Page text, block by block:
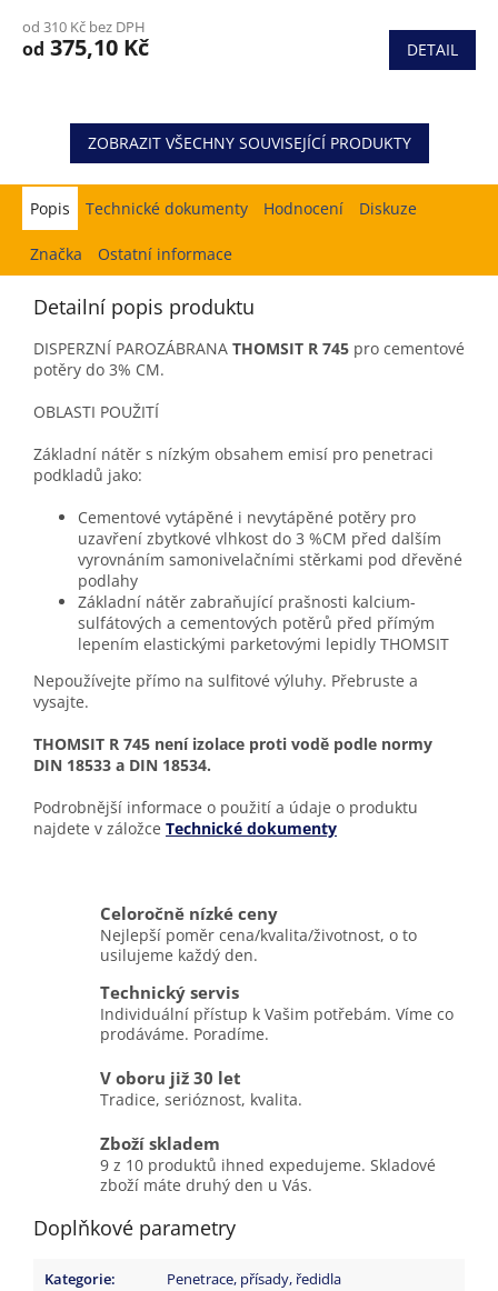
od 310 Kč bez DPH
od 375,10 Kč DETAIL
ZOBRAZIT VŠECHNY SOUVISEJÍCÍ PRODUKTY
Popis Hodnocení Diskuze
Značka Ostatní informace
Detailní popis produktu
DISPERZNÍ PAROZÁBRANA THOMSIT R 745 pro cementové
potěry do 3% CM.
OBLASTI POUŽITÍ
Základní nátěr s nízkým obsahem emisí pro penetraci
podkladů jako:
Cementové vytápěné i nevytápěné potěry pro
uzavření zbytkové vlhkost do 3 %CM před dalším
vyrovnáním samonivelačními stěrkami pod dřevěné
podlahy
Základní nátěr zabraňující prašnosti kalcium-
sulfátových a cementových potěrů před přímým
lepením elastickými parketovými lepidly THOMSIT
Nepoužívejte přímo na sulfitové výluhy. Přebruste a
vysajte.
THOMSIT R 745 není izolace proti vodě podle normy
DIN 18533 a DIN 18534.
Podrobnější informace o použití a údaje o produktu
najdete v záložce Technické dokumenty
Celoročně nízké ceny
Nejlepší poměr cena/kvalita/životnost, o to
usilujeme každý den.
Technický servis
Individuální přístup k Vašim potřebám. Víme co
prodáváme. Poradíme.
V oboru již 30 let
Tradice, serióznost, kvalita.
Zboží skladem
9 z 10 produktů ihned expedujeme. Skladové
zboží máte druhý den u Vás.
Doplňkové parametry
Kategorie: Penetrace, přísady, ředidla